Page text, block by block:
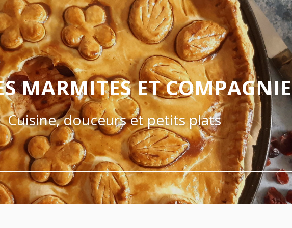
MARMITES ET COMPAGNIE
Cuisine, douceurs et petits plats